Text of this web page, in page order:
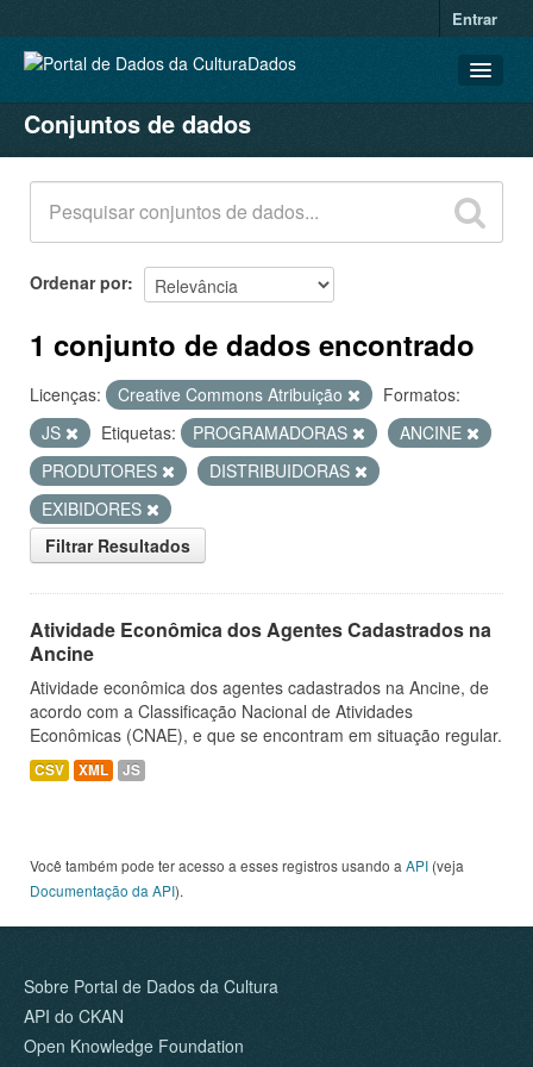
Entrar
CONJUNTOS DE DADOS
ORGANIZAÇÕES
GRUPOS
SOBRE
Conjuntos de dados
Ordenar por
1 conjunto de dados encontrado
Licenças: Creative Commons Atribuição
Formatos:
JS
Etiquetas: PROGRAMADORAS
ANCINE
PRODUTORES
DISTRIBUIDORAS
EXIBIDORES
Filtrar Resultados
Atividade Econômica dos Agentes Cadastrados na
Ancine
Atividade econômica dos agentes cadastrados na Ancine, de
acordo com a Classificação Nacional de Atividades
Econômicas (CNAE), e que se encontram em situação regular.
CSV XML JS
Você também pode ter acesso a esses registros usando a API (veja
Documentação da API).
Sobre Portal de Dados da Cultura
API do CKAN
Open Knowledge Foundation